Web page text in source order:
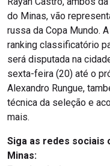
do Minas, vão
russa da Copa Mundo.
ranking classificatório
será disputada na
sexta-feira (20) até o
Alexandro Rungue,
técnica da seleção e
mais.
Siga as redes sociais
Minas: